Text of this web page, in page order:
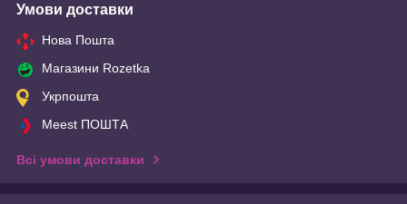
Умови доставки
Нова Пошта
Магазини Rozetka
Укрпошта
Meest ПОШТА
Всі умови доставки